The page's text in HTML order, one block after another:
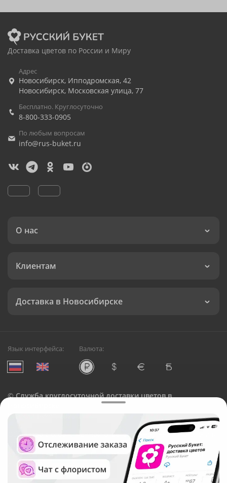
Доставка цветов по России и Миру
Адрес
Новосибирск, Ипподромская, 42
Новосибирск, Московская улица, 77
Бесплатно. Круглосуточно
8-800-333-0905
По любым вопросам
info@rus-buket.ru
О нас
Клиентам
Доставка в Новосибирске
Язык интерфейса: Валюта:
©Служба круглосуточной доставки цветов в
Русский Букет, 2026
Общество с ограниченной ответственностью «Технология»
ОГРН: 1195476081745, ИНН: 5410081997
Юридический адрес: г. Новосибирск, ул. Ипподромская,
д.42, оф. 3